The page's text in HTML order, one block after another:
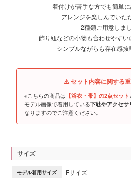
着付けが苦手な方でも簡単に
アレンジを楽しんでいた
2種類ご用意しまし
飾り紐などの小物も合わせやす
シンプルながらも存在感
⚠️ セット内容に関する
※こちらの商品は 【浴衣・帯】の2点セット
モデル画像で着用している下駄やアクセサ
なりますのでご注意ください。
サイズ
モデル着用サイズ Fサイズ